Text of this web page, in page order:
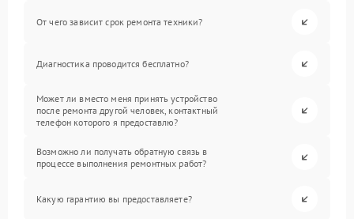
От чего зависит срок ремонта техники?
Диагностика проводится бесплатно?
Может ли вместо меня принять устройство
после ремонта другой человек, контактный
телефон которого я предоставлю?
Возможно ли получать обратную связь в
процессе выполнения ремонтных работ?
Какую гарантию вы предоставляете?